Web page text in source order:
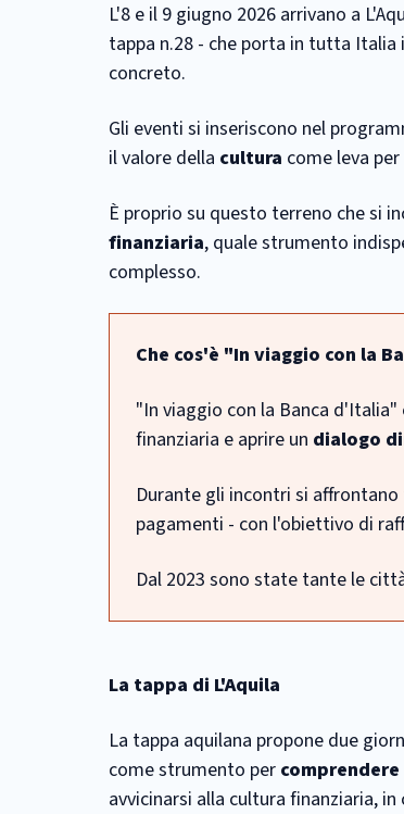
L'8 e il 9 giugno 2026 arrivano a
tappa n.28 - che porta in tutta Italia
concreto.
Gli eventi si inseriscono nel
il valore della cultura come leva
È proprio su questo terreno che si
finanziaria, quale strumento
complesso.
Che cos'è "In viaggio con la
"In viaggio con la Banca
finanziaria e aprire un dialogo
Durante gli incontri si
pagamenti - con l'obiettivo di
Dal 2023 sono state tante le
La tappa di L'Aquila
La tappa aquilana propone due
come strumento per
avvicinarsi alla cultura finanziaria,